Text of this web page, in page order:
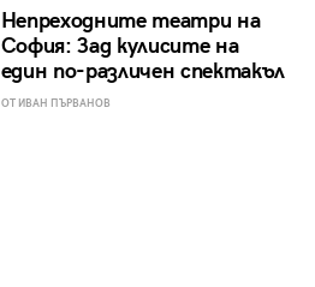
Непреходните театри на
София: Зад кулисите на
един по-различен спектакъл
ОТ ИВАН ПЪРВАНОВ